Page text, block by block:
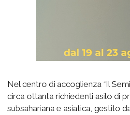
Nel centro di accoglienza “Il
circa ottanta richiedenti asilo di
subsahariana e asiatica, gestito